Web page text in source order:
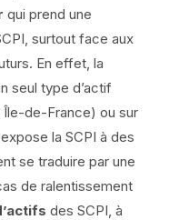
qui prend une
surtout face aux
En effet, la
seul type d’actif
de-France) ou sur
la SCPI à des
se traduire par une
de ralentissement
des SCPI, à